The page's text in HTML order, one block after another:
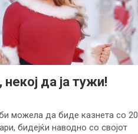
да ја тужи!
можела да биде казнета со 20
бидејќи наводно со својот